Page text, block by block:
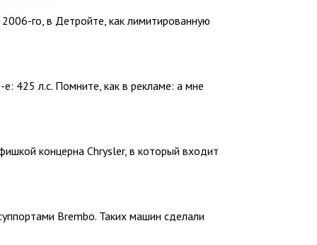
го, в Детройте, как лимитированную
425 л.с. Помните, как в рекламе: а мне
концерна Chrysler, в который входит
Brembo. Таких машин сделали